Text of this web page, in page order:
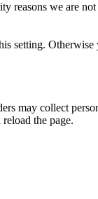
reasons we are
setting.
may collect
the page.